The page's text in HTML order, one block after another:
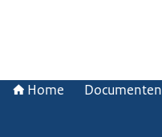
Home Documenten